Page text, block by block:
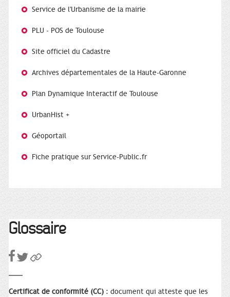
Service de l'Urbanisme de la mairie
PLU - POS de Toulouse
Site officiel du Cadastre
Archives départementales de la Haute-Garonne
Plan Dynamique Interactif de Toulouse
UrbanHist +
Géoportail
Fiche pratique sur Service-Public.fr
Glossaire
Certificat de conformité (CC) : document qui atteste que les